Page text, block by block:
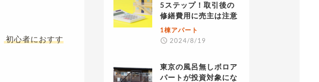
初心者におすす
5ステップ！取引後の
修繕費用に売主は注意
1棟アパート
2024/8/19
東京の風呂無しボロア
パートが投資対象にな